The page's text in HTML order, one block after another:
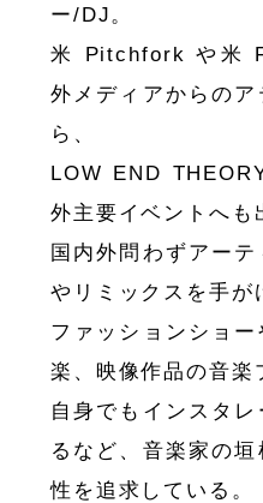
ー/DJ。
米 Pitchfork や米
外メディアからの
ら、
LOW END
外主要イベントへも
国内外問わずアー
やリミックスを手が
ファッションショ
楽、映像作品の音楽
自身でもインスタ
るなど、音楽家の
性を追求している。